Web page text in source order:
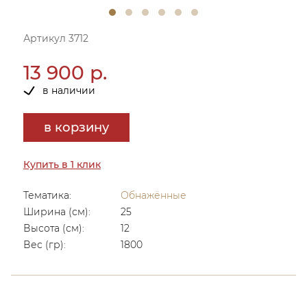
Артикул 3712
13 900 р.
в наличии
в корзину
Купить в 1 клик
Тематика:
Обнажённые
Ширина (см):
25
Высота (см):
12
Вес (гр):
1800